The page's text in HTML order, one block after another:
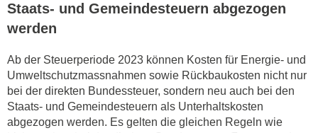
Staats- und Gemeindesteuern abgezogen
werden
Ab der Steuerperiode 2023 können Kosten für Energie- und
Umweltschutzmassnahmen sowie Rückbaukosten nicht nur
bei der direkten Bundessteuer, sondern neu auch bei den
Staats- und Gemeindesteuern als Unterhaltskosten
abgezogen werden. Es gelten die gleichen Regeln wie